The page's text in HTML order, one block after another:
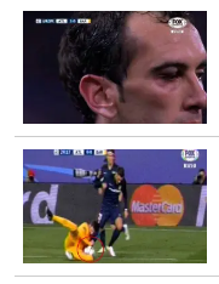
46
seconds